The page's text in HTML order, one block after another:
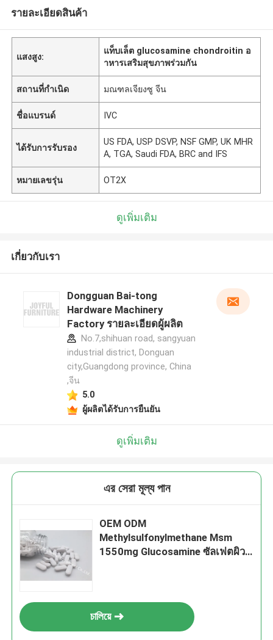
รายละเอียดสินค้า
แสงสูง:
แท็บเล็ต glucosamine chondroitin อ
าหารเสริมสุขภาพร่วมกัน
สถานที่กำเนิด มณฑลเจียงซู จีน
ชื่อแบรนด์ IVC
ได้รับการรับรอง
US FDA, USP DSVP, NSF GMP, UK MHR
A, TGA, Saudi FDA, BRC and IFS
หมายเลขรุ่น OT2X
ดูเพิ่มเติม
เกี่ยวกับเรา
Dongguan Bai-tong
Hardware Machinery
Factory รายละเอียดผู้ผลิต
No.7,shihuan road, sangyuan
industrial district, Donguan
city,Guangdong province, China
,จีน
5.0
ผู้ผลิตได้รับการยืนยัน
ดูเพิ่มเติม
এর সেরা মূল্য পান
OEM ODM
Methylsulfonylmethane Msm
1550mg Glucosamine ซัลเฟตผิว
চালিয়ে